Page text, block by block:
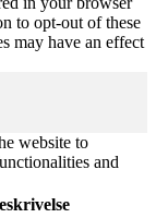
to opt-out of these
may have an effect
website to
and